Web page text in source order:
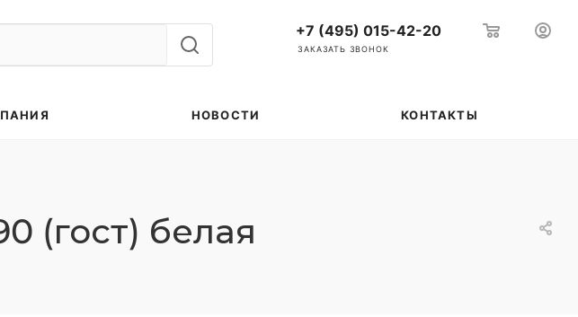
+7 (495) 015-42-20
ЗАКАЗАТЬ ЗВОНОК
НОВОСТИ КОНТАКТЫ
(гост) белая